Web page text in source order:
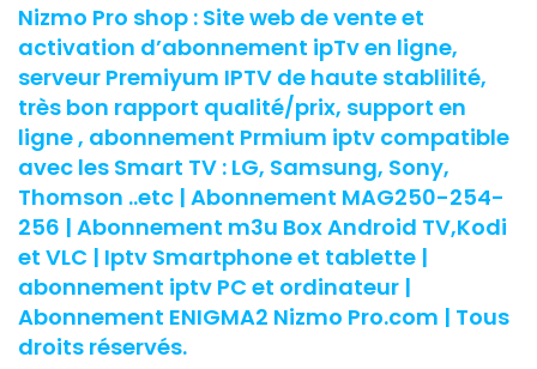
Nizmo Pro shop : Site web de vente et
activation d’abonnement ipTv en ligne,
serveur Premiyum IPTV de haute stablilité,
très bon rapport qualité/prix, support en
ligne , abonnement Prmium iptv compatible
avec les Smart TV : LG, Samsung, Sony,
Thomson ..etc | Abonnement MAG250-254-
256 | Abonnement m3u Box Android TV,Kodi
et VLC | Iptv Smartphone et tablette |
abonnement iptv PC et ordinateur |
Abonnement ENIGMA2 Nizmo Pro.com | Tous
droits réservés.